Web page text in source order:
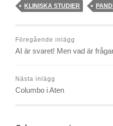
KLINISKA STUDIER
Föregående inlägg
AI är svaret! Men vad är
Nästa inlägg
Columbo i Aten